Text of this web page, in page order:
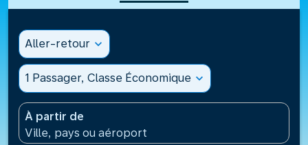
Aller-retour expand_more
1 Passager, Classe Économique expand_more
À partir de
Ville, pays ou aéroport